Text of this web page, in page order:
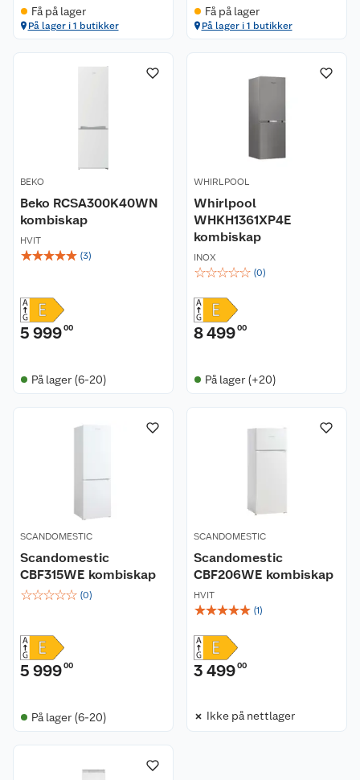
Få på lager
På lager i 1 butikker
Få på lager
På lager i 1 butikker
BEKO
Beko RCSA300K40WN
kombiskap
HVIT
☆☆☆☆☆ (3)
5 99900
På lager (6-20)
WHIRLPOOL
Whirlpool
WHKH1361XP4E
kombiskap
INOX
☆☆☆☆☆ (0)
8 49900
På lager (+20)
SCANDOMESTIC
Scandomestic
CBF315WE kombiskap
☆☆☆☆☆ (0)
5 99900
På lager (6-20)
SCANDOMESTIC
Scandomestic
CBF206WE kombiskap
HVIT
☆☆☆☆☆ (1)
3 49900
Ikke på nettlager
Kundeservice
Kontakt oss